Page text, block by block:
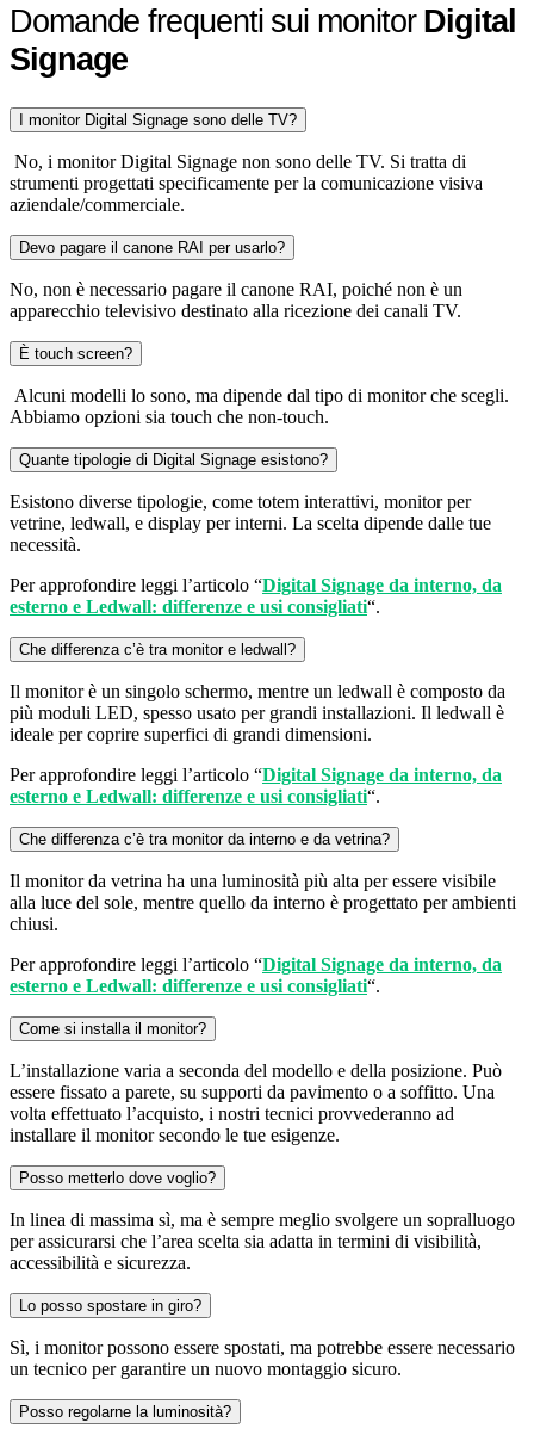
Domande frequenti sui monitorDigital
Signage
I monitor Digital Signage sono delle TV?
No, i monitor Digital Signage non sono delle TV. Si tratta di
strumenti progettati specificamente per la comunicazione visiva
aziendale/commerciale.
Devo pagare il canone RAI per usarlo?
No, non è necessario pagare il canone RAI, poiché non è un
apparecchio televisivo destinato alla ricezione dei canali TV.
È touch screen?
Alcuni modelli lo sono, ma dipende dal tipo di monitor che scegli.
Abbiamo opzioni sia touch che non-touch.
Quante tipologie di Digital Signage esistono?
Esistono diverse tipologie, come totem interattivi, monitor per
vetrine, ledwall, e display per interni. La scelta dipende dalle tue
necessità.
Per approfondire leggi l’articolo “Digital Signage da interno, da
esterno e Ledwall: differenze e usi consigliati“.
Che differenza c’è tra monitor e ledwall?
Il monitor è un singolo schermo, mentre un ledwall è composto da
più moduli LED, spesso usato per grandi installazioni. Il ledwall è
ideale per coprire superfici di grandi dimensioni.
Per approfondire leggi l’articolo “Digital Signage da interno, da
esterno e Ledwall: differenze e usi consigliati“.
Che differenza c’è tra monitor da interno e da vetrina?
Il monitor da vetrina ha una luminosità più alta per essere visibile
alla luce del sole, mentre quello da interno è progettato per ambienti
chiusi.
Per approfondire leggi l’articolo “Digital Signage da interno, da
esterno e Ledwall: differenze e usi consigliati“.
Come si installa il monitor?
L’installazione varia a seconda del modello e della posizione. Può
essere fissato a parete, su supporti da pavimento o a soffitto. Una
volta effettuato l’acquisto, i nostri tecnici provvederanno ad
installare il monitor secondo le tue esigenze.
Posso metterlo dove voglio?
In linea di massima sì, ma è sempre meglio svolgere un sopralluogo
per assicurarsi che l’area scelta sia adatta in termini di visibilità,
accessibilità e sicurezza.
Lo posso spostare in giro?
Sì, i monitor possono essere spostati, ma potrebbe essere necessario
un tecnico per garantire un nuovo montaggio sicuro.
Posso regolarne la luminosità?